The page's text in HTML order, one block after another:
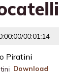
/00:01:14
Piratini
Download